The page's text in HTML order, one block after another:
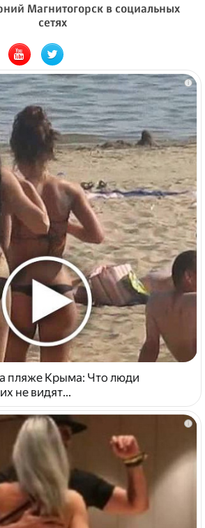
Магнитогорск в социальных
сетях
i
пляже Крыма: Что люди
не видят...
i